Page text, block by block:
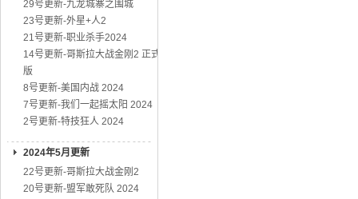
29号更新-九龙城寨之围城
23号更新-外星+人2
21号更新-职业杀手2024
14号更新-哥斯拉大战金刚2 正式
版
8号更新-美国内战 2024
7号更新-我们一起摇太阳 2024
2号更新-特技狂人 2024
2024年5月更新
22号更新-哥斯拉大战金刚2
20号更新-盟军敢死队 2024